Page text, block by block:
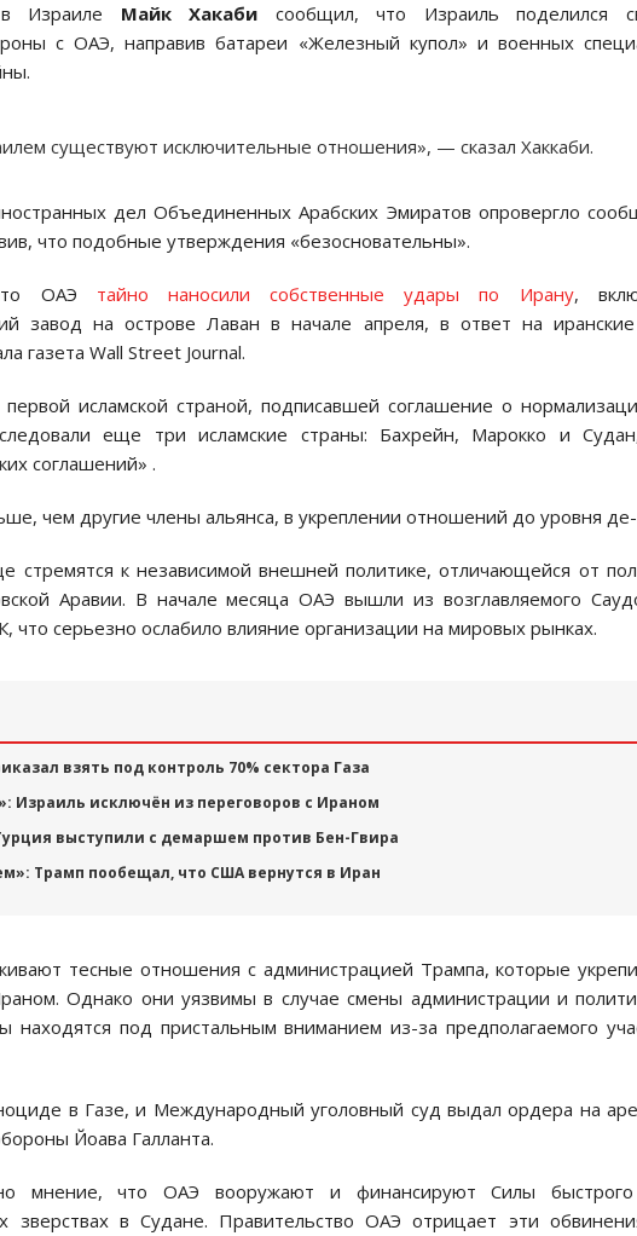
Израиле Майк Хакаби сообщил, что Израиль поделился
с ОАЭ, направив батареи «Железный купол» и военных
существуют исключительные отношения», — сказал Хаккаби.
дел Объединенных Арабских Эмиратов опровергло
что подобные утверждения «безосновательны».
ОАЭ тайно наносили собственные удары по Ирану,
завод на острове Лаван в начале апреля, в ответ на
газета Wall Street Journal.
исламской страной, подписавшей соглашение о
еще три исламские страны: Бахрейн, Марокко и
соглашений» .
чем другие члены альянса, в укреплении отношений до уровня де-
стремятся к независимой внешней политике, отличающейся от
Аравии. В начале месяца ОАЭ вышли из возглавляемого
что серьезно ослабило влияние организации на мировых рынках.
взять под контроль 70% сектора Газа
Израиль исключён из переговоров с Ираном
выступили с демаршем против Бен-Гвира
Трамп пообещал, что США вернутся в Иран
тесные отношения с администрацией Трампа, которые
Однако они уязвимы в случае смены администрации и
находятся под пристальным вниманием из-за предполагаемого
в Газе, и Международный уголовный суд выдал ордера на
Йоава Галланта.
мнение, что ОАЭ вооружают и финансируют Силы быстрого
зверствах в Судане. Правительство ОАЭ отрицает эти